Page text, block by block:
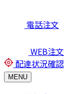
電話注文
WEB注文
配達状況確認
MENU